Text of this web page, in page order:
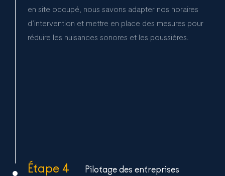
en site occupé, nous savons adapter nos horaires
d’intervention et mettre en place des mesures pour
réduire les nuisances sonores et les poussières.
Étape 4 Pilotage des entreprises